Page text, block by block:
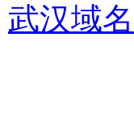
武汉域